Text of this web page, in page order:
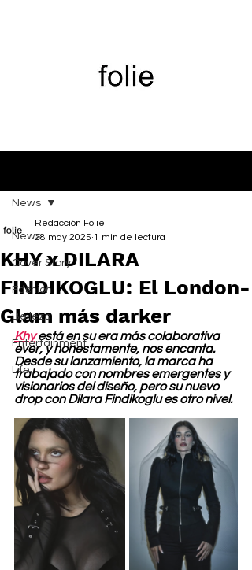
News
Cover Story
Fashion
Belleza
Entertainment
Life
News
KHY x DILARA
FINDIKOGLU: El London-
Glam más darker
Redacción Folie
28 may 2025 1 min de lectura
Khy está en su era más colaborativa
ever, y honestamente, nos encanta.
Desde su lanzamiento, la marca ha
trabajado con nombres emergentes y
visionarios del diseño, pero su nuevo
drop con Dilara Findikoglu es otro nivel.